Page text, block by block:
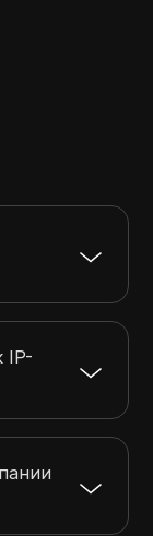
IP-